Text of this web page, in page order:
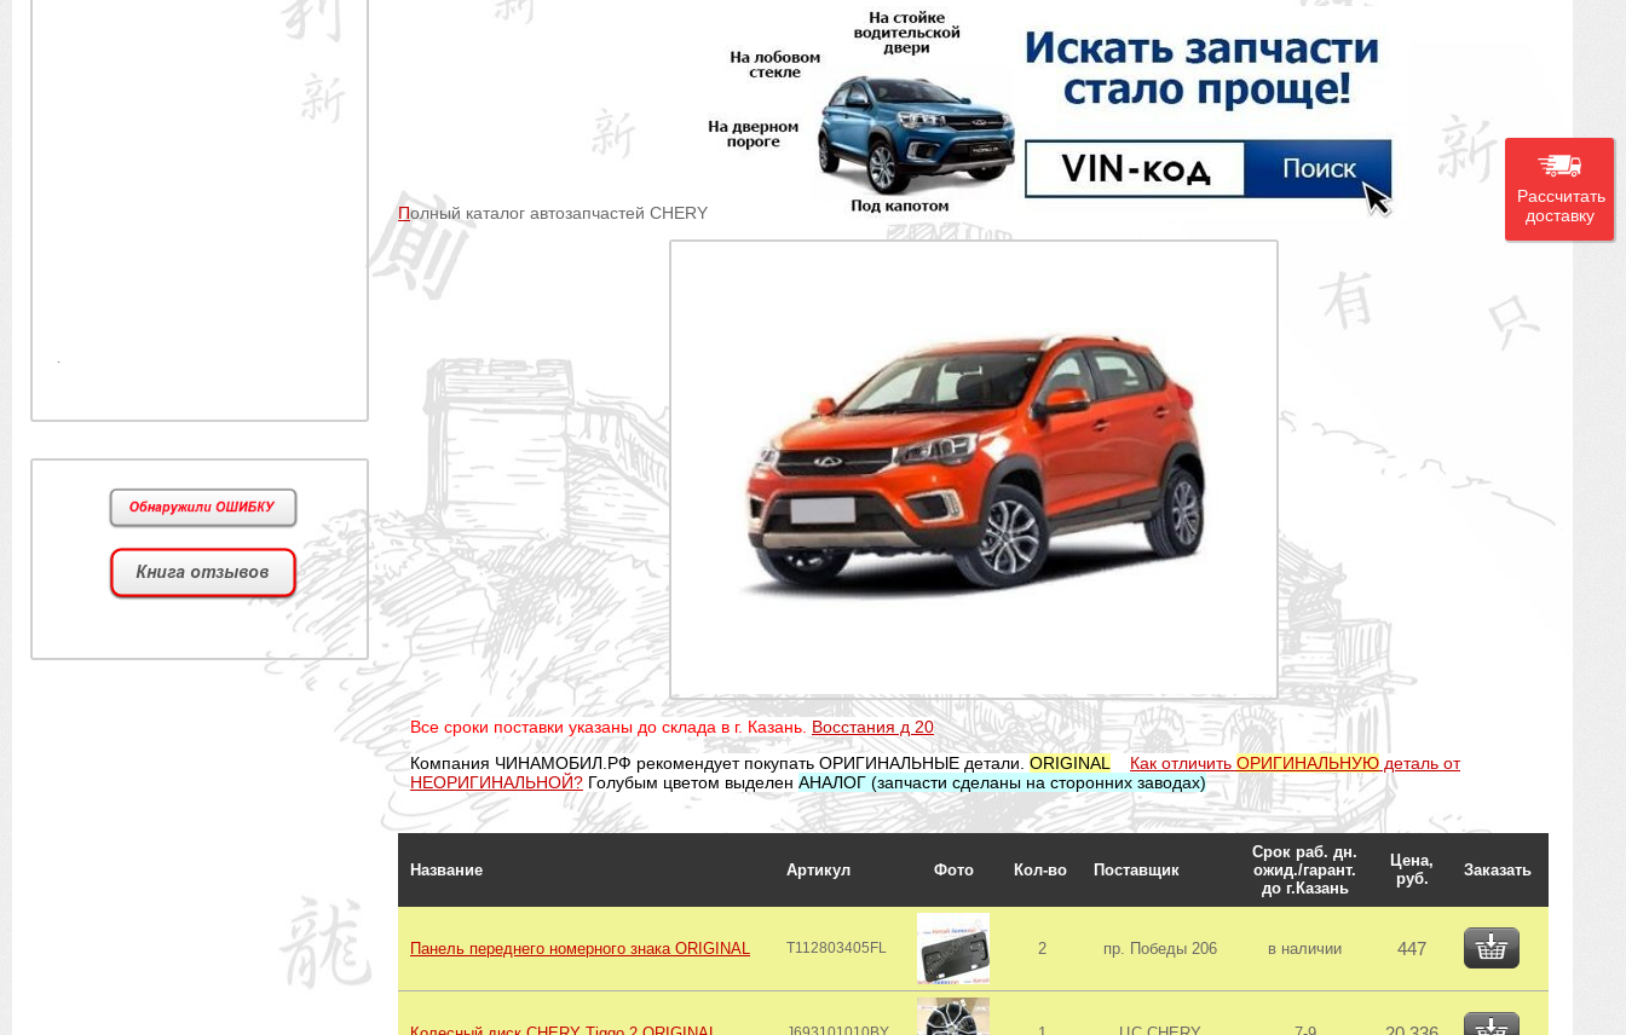
Полный каталог автозапчастей CHERY
Все сроки поставки указаны до склада в г. Казань. Восстания д 20
Компания ЧИНАМОБИЛ.РФ рекомендует покупать ОРИГИНАЛЬНЫЕ детали. ORIGINAL Как отличить ОРИГИНАЛЬНУЮ деталь от
НЕОРИГИНАЛЬНОЙ? Голубым цветом выделен АНАЛОГ (запчасти сделаны на сторонних заводах)
Название Артикул Фото Кол-во Поставщик
Срок раб. дн.
ожид./гарант.
до г.Казань
Цена,
руб.
Заказать
Панель переднего номерного знака ORIGINAL T112803405FL 2 пр. Победы 206 в наличии 447
.
Рассчитать
доставку